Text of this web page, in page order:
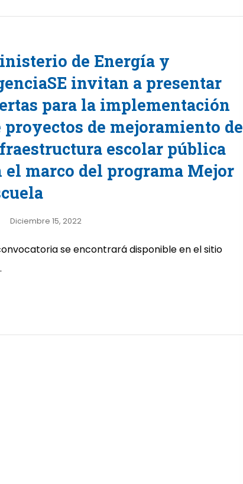
de Energía y
invitan a presentar
para la implementación
proyectos de mejoramiento de
escolar pública
el marco del programa Mejor
Diciembre 15, 2022
se encontrará disponible en el sitio